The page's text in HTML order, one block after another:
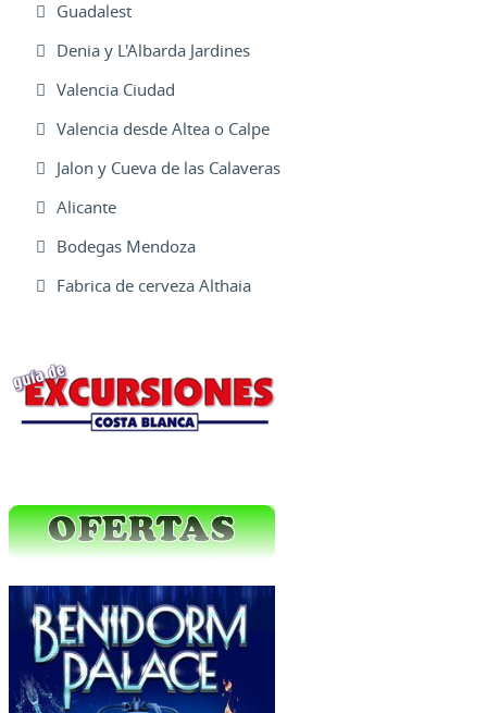
Guadalest
Denia y L'Albarda Jardines
Valencia Ciudad
Valencia desde Altea o Calpe
Jalon y Cueva de las Calaveras
Alicante
Bodegas Mendoza
Fabrica de cerveza Althaia